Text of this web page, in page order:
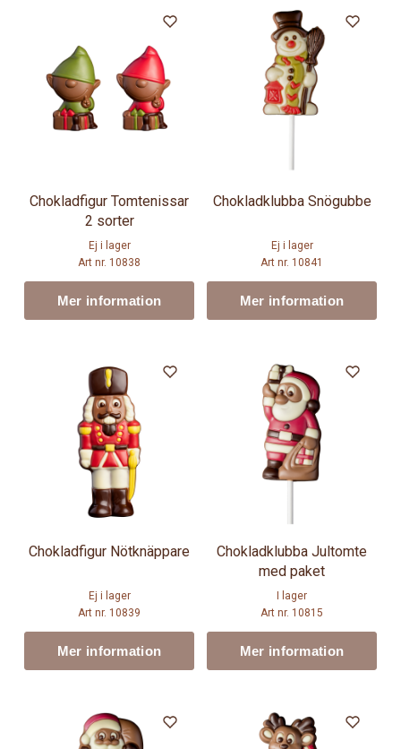
Chokladfigur Tomtenissar
2 sorter
Ej i lager
Art nr. 10838
Mer information
Chokladklubba Snögubbe
Ej i lager
Art nr. 10841
Mer information
Chokladfigur Nötknäppare
Ej i lager
Art nr. 10839
Mer information
Chokladklubba Jultomte
med paket
I lager
Art nr. 10815
Mer information